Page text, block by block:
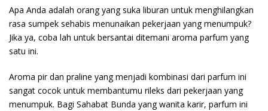
Apa Anda adalah orang yang suka liburan untuk menghilangkan
rasa sumpek sehabis menunaikan pekerjaan yang menumpuk?
Jika ya, coba lah untuk bersantai ditemani aroma parfum yang
satu ini.
Aroma pir dan praline yang menjadi kombinasi dari parfum ini
sangat cocok untuk membantumu rileks dari pekerjaan yang
menumpuk. Bagi Sahabat Bunda yang wanita karir, parfum ini